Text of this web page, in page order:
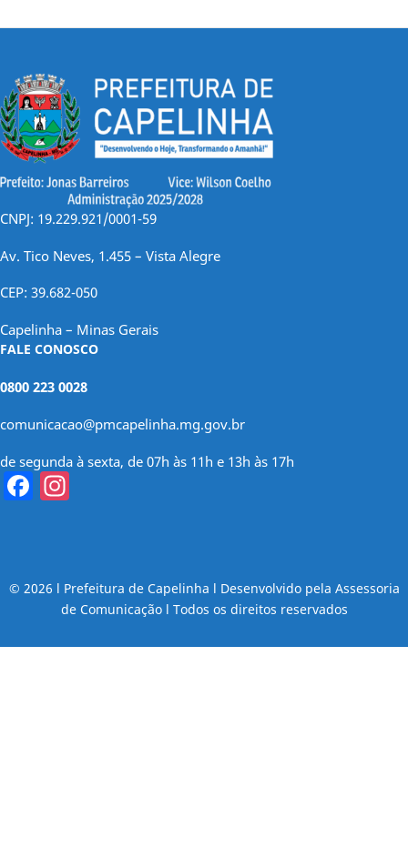
CNPJ: 19.229.921/0001-59
Av. Tico Neves, 1.455 – Vista Alegre
CEP: 39.682-050
Capelinha – Minas Gerais
FALE CONOSCO
0800 223 0028
comunicacao@pmcapelinha.mg.gov.br
de segunda à sexta, de 07h às 11h e 13h às 17h
Facebook
© 2026 l Prefeitura de Capelinha l Desenvolvido pela Assessoria
de Comunicação l Todos os direitos reservados